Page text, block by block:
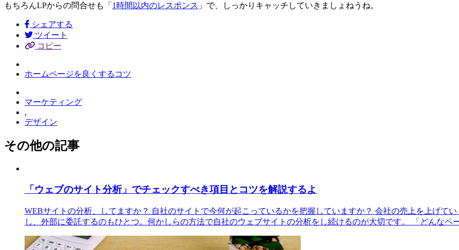
もちろんLPからの問合せも「 1時間以内のレスポンス 」で、しっかりキャッチしていきましょねうね。
シェアする
ツイート
コピー
ホームページを良くするコツ
マーケティング
,
デザイン
その他の記事
「ウェブのサイト分析」でチェックすべき項目とコツを解説するよ
WEBサイトの分析、してますか？ 自社のサイトで今何が起こっているかを把握していますか？ 会社の売上を上げて
し、外部に委託するのもひとつ。何かしらの方法で自社のウェブサイトの分析をし続けるのが大切です。 「どんなペ